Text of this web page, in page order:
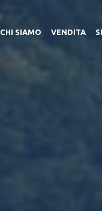
CHI SIAMO VENDITA